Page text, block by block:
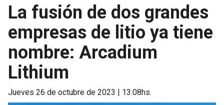
La fusión de dos grandes
empresas de litio ya tiene
nombre: Arcadium
Lithium
jueves 26 de octubre de 2023 | 13:08hs.